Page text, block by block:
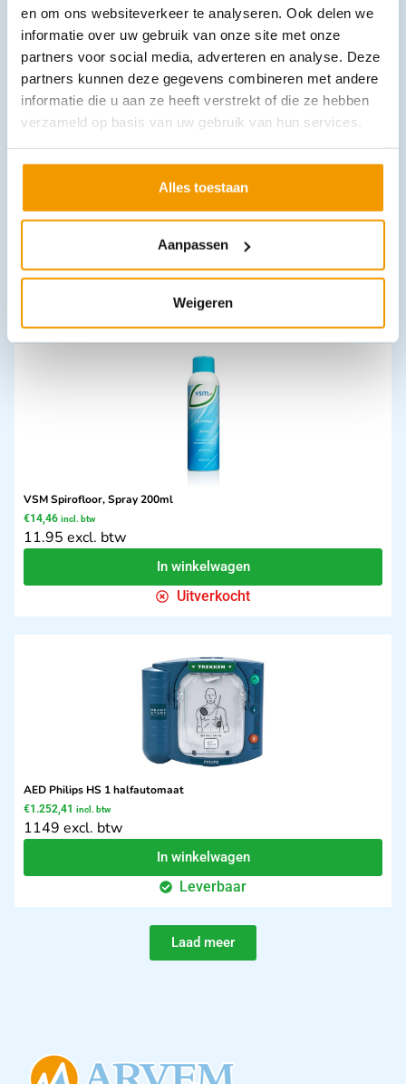
en om ons websiteverkeer te analyseren. Ook delen we
informatie over uw gebruik van onze site met onze
partners voor social media, adverteren en analyse. Deze
partners kunnen deze gegevens combineren met andere
informatie die u aan ze heeft verstrekt of die ze hebben
verzameld op basis van uw gebruik van hun services.
Alles toestaan
Aanpassen
Weigeren
Leverbaar
Na de steek pen Heltiq
In winkelwagen
Leverbaar
VSM Spirofloor, Spray 200ml
€14,46 incl. btw
11.95 excl. btw
In winkelwagen
Uitverkocht
AED Philips HS 1 halfautomaat
€1.252,41 incl. btw
1149 excl. btw
In winkelwagen
Leverbaar
Laad meer